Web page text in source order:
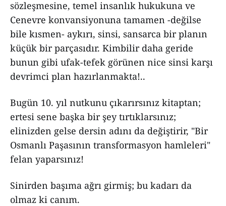
sözleşmesine, temel insanlık hukukuna ve
Cenevre konvansiyonuna tamamen -değilse
bile kısmen- aykırı, sinsi, sansarca bir planın
küçük bir parçasıdır. Kimbilir daha geride
bunun gibi ufak-tefek görünen nice sinsi karşı
devrimci plan hazırlanmakta!..
Bugün 10. yıl nutkunu çıkarırsınız kitaptan;
ertesi sene başka bir şey tırtıklarsınız;
elinizden gelse dersin adını da değiştirir, "Bir
Osmanlı Paşasının transformasyon hamleleri"
felan yaparsınız!
Sinirden başıma ağrı girmiş; bu kadarı da
olmaz ki canım.